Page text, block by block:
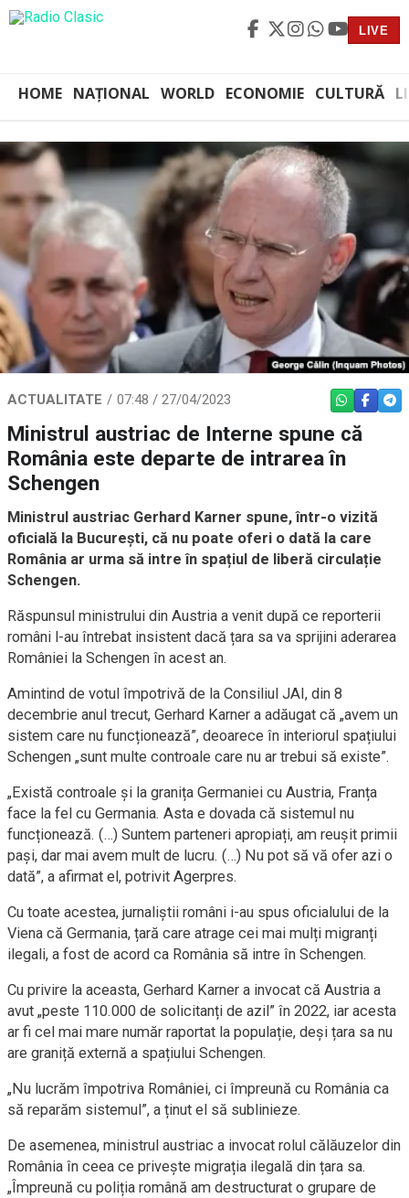
LIVE
HOME NAȚIONAL WORLD ECONOMIE CULTURĂ
ACTUALITATE 07:48 / 27/04/2023 WHATSAPP
Ministrul austriac de Interne spune că
România este departe de intrarea în
Schengen
Ministrul austriac Gerhard Karner spune, într-o vizită
oficială la București, că nu poate oferi o dată la care
România ar urma să intre în spațiul de liberă circulație
Schengen.
Răspunsul ministrului din Austria a venit după ce reporterii
români l-au întrebat insistent dacă țara sa va sprijini aderarea
României la Schengen în acest an.
Amintind de votul împotrivă de la Consiliul JAI, din 8
decembrie anul trecut, Gerhard Karner a adăugat că „avem un
sistem care nu funcționează”, deoarece în interiorul spațiului
Schengen „sunt multe controale care nu ar trebui să existe”.
„Există controale și la granița Germaniei cu Austria, Franța
face la fel cu Germania. Asta e dovada că sistemul nu
funcționează. (…) Suntem parteneri apropiați, am reușit primii
pași, dar mai avem mult de lucru. (…) Nu pot să vă ofer azi o
dată”, a afirmat el, potrivit Agerpres.
Cu toate acestea, jurnaliștii români i-au spus oficialului de la
Viena că Germania, țară care atrage cei mai mulți migranți
ilegali, a fost de acord ca România să intre în Schengen.
Cu privire la aceasta, Gerhard Karner a invocat că Austria a
avut „peste 110.000 de solicitanți de azil” în 2022, iar acesta
ar fi cel mai mare număr raportat la populație, deși țara sa nu
are graniță externă a spațiului Schengen.
„Nu lucrăm împotriva României, ci împreună cu România ca
să reparăm sistemul”, a ținut el să sublinieze.
De asemenea, ministrul austriac a invocat rolul călăuzelor din
România în ceea ce privește migrația ilegală din țara sa.
„Împreună cu poliția română am destructurat o grupare de